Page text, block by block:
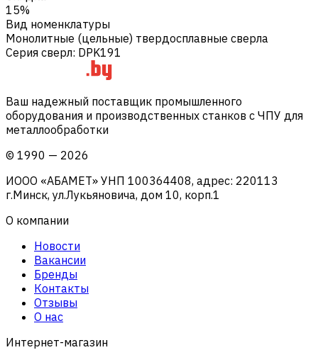
15%
Вид номенклатуры
Монолитные (цельные) твердосплавные сверла
Серия сверл: DPK191
Ваш надежный поставщик промышленного
оборудования и производственных станков с ЧПУ для
металлообработки
© 1990 — 2026
ИООО «АБАМЕТ» УНП 100364408, адрес: 220113
г.Минск, ул.Лукьяновича, дом 10, корп.1
О компании
Новости
Вакансии
Бренды
Контакты
Отзывы
О нас
Интернет-магазин